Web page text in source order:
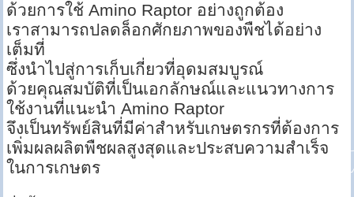
ด้วยการใช้ Amino Raptor อย่างถูกต้อง
เราสามารถปลดล็อกศักยภาพของพืชได้อย่าง
เต็มที่
ซึ่งนำไปสู่การเก็บเกี่ยวที่อุดมสมบูรณ์
ด้วยคุณสมบัติที่เป็นเอกลักษณ์และแนวทางการ
ใช้งานที่แนะนำ Amino Raptor
จึงเป็นทรัพย์สินที่มีค่าสำหรับเกษตรกรที่ต้องการ
เพิ่มผลผลิตพืชผลสูงสุดและประสบความสำเร็จ
ในการเกษตร